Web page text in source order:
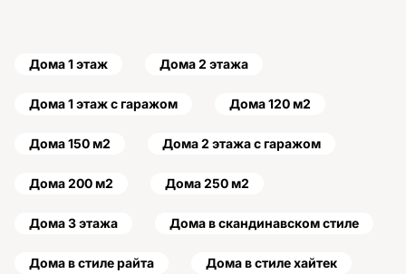
Дома 1 этаж Дома 2 этажа
Дома 1 этаж с гаражом Дома 120 м2
Дома 150 м2 Дома 2 этажа с гаражом
Дома 200 м2 Дома 250 м2
Дома 3 этажа Дома в скандинавском стиле
Дома в стиле райта Дома в стиле хайтек